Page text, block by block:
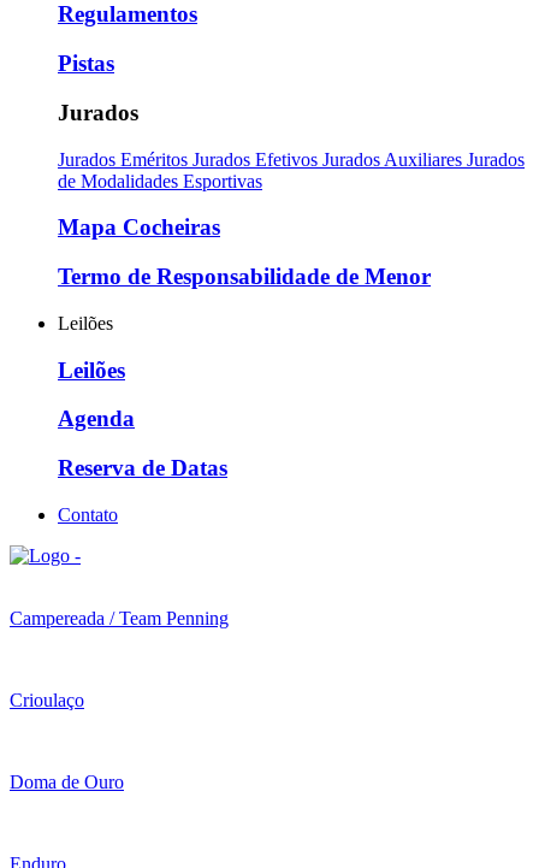
Regulamentos
Pistas
Jurados
Jurados Eméritos Jurados Efetivos Jurados Auxiliares Jurados
de Modalidades Esportivas
Mapa Cocheiras
Termo de Responsabilidade de Menor
Leilões
Leilões
Agenda
Reserva de Datas
Contato
Campereada / Team Penning
Crioulaço
Doma de Ouro
Enduro